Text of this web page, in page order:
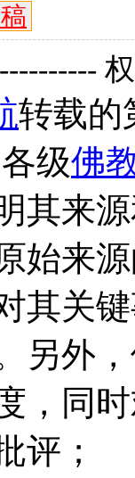
转载的
级佛
其来
始来
其关
另外
，同
评；